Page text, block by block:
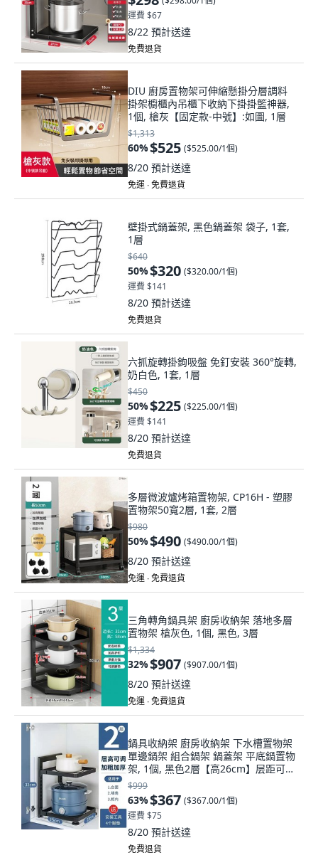
運費 $67
8/22 預計送達
免費退貨
DIU 廚房置物架可伸縮懸掛分層調料
掛架櫥櫃內吊櫃下收納下掛掛籃神器,
1個, 槍灰【固定款-中號】:如圖, 1層
$1,313
60%$525 ($525.00/1個)
8/20 預計送達
免運 ∙ 免費退貨
壁掛式鍋蓋架, 黑色鍋蓋架 袋子, 1套,
1層
$640
50%$320 ($320.00/1個)
運費 $141
8/20 預計送達
免費退貨
六抓旋轉掛鉤吸盤 免釘安裝 360°旋轉,
奶白色, 1套, 1層
$450
50%$225 ($225.00/1個)
運費 $141
8/20 預計送達
免費退貨
多層微波爐烤箱置物架, CP16H - 塑膠
置物架50寬2層, 1套, 2層
$980
50%$490 ($490.00/1個)
8/20 預計送達
免運 ∙ 免費退貨
三角轉角鍋具架 廚房收納架 落地多層
置物架 槍灰色, 1個, 黑色, 3層
$1,334
32%$907 ($907.00/1個)
8/20 預計送達
免運 ∙ 免費退貨
鍋具收納架 廚房收納架 下水槽置物架
單邊鍋架 組合鍋架 鍋蓋架 平底鍋置物
架, 1個, 黑色2層【高26cm】层距可調
節
$999
63%$367 ($367.00/1個)
運費 $75
8/20 預計送達
免費退貨